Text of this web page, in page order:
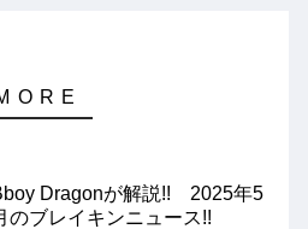
Dragonが解説!! 2025年5
のブレイキンニュース!!